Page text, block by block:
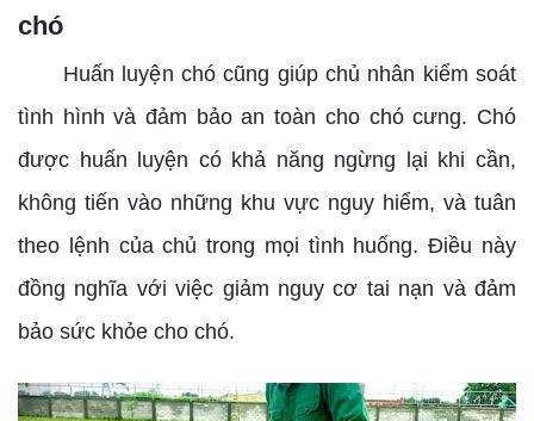
chó
Huấn luyện chó cũng giúp chủ nhân kiểm soát
tình hình và đảm bảo an toàn cho chó cưng. Chó
được huấn luyện có khả năng ngừng lại khi cần,
không tiến vào những khu vực nguy hiểm, và tuân
theo lệnh của chủ trong mọi tình huống. Điều này
đồng nghĩa với việc giảm nguy cơ tai nạn và đảm
bảo sức khỏe cho chó.